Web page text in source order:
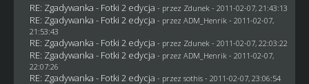
RE: Zgadywanka - Fotki 2 edycja - przez Zdunek - 2011-02-07, 21:43:13
RE: Zgadywanka - Fotki 2 edycja - przez ADM_Henrik - 2011-02-07,
21:53:43
RE: Zgadywanka - Fotki 2 edycja - przez Zdunek - 2011-02-07, 22:03:22
RE: Zgadywanka - Fotki 2 edycja - przez ADM_Henrik - 2011-02-07,
22:07:26
RE: Zgadywanka - Fotki 2 edycja - przez sothis- 2011-02-07, 23:06:54